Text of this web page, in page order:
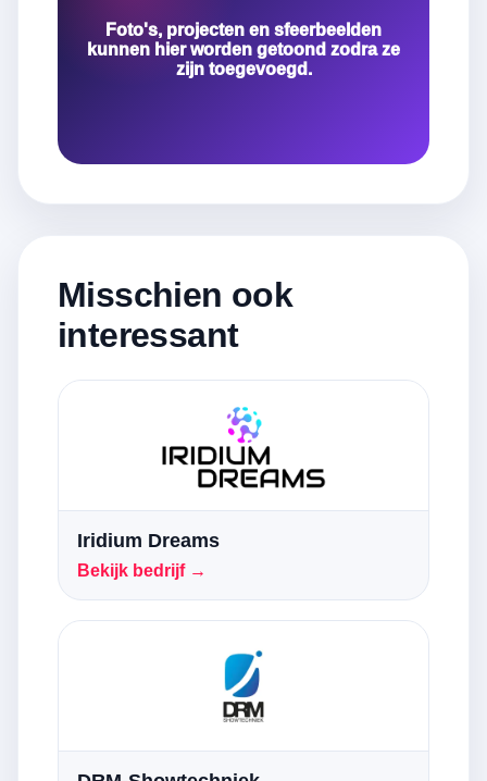
Foto's, projecten en sfeerbeelden
kunnen hier worden getoond zodra ze
zijn toegevoegd.
Misschien ook
interessant
Iridium Dreams
Bekijk bedrijf →